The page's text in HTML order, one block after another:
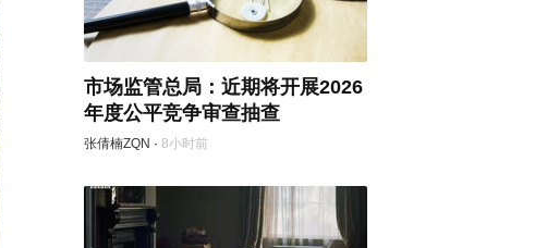
市场监管总局：近期将开展2026
年度公平竞争审查抽查
张倩楠ZQN · 8小时前